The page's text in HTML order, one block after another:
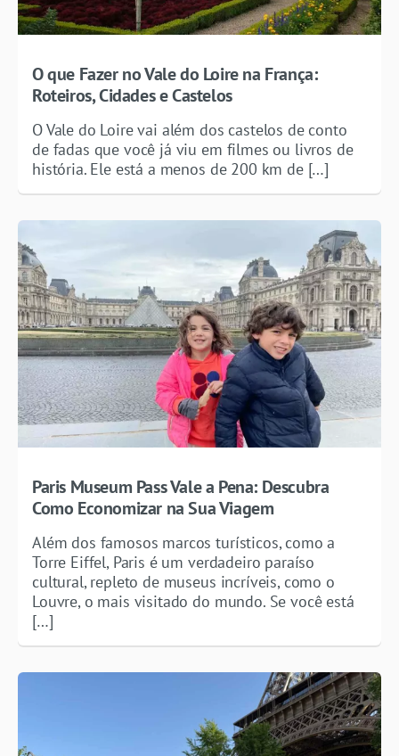
O que Fazer no Vale do Loire na França:
Roteiros, Cidades e Castelos
O Vale do Loire vai além dos castelos de conto
de fadas que você já viu em filmes ou livros de
história. Ele está a menos de 200 km de […]
Paris Museum Pass Vale a Pena: Descubra
Como Economizar na Sua Viagem
Além dos famosos marcos turísticos, como a
Torre Eiffel, Paris é um verdadeiro paraíso
cultural, repleto de museus incríveis, como o
Louvre, o mais visitado do mundo. Se você está
[…]